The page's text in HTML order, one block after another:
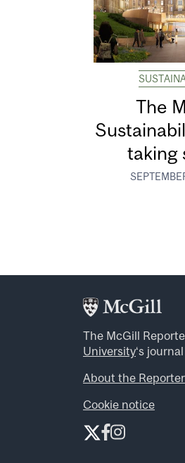
The
taking
The McGill
University‘s
About the Reporter
Cookie notice